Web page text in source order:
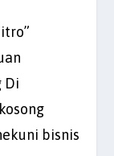
Di
bisnis